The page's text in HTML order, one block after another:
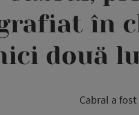
în
două
Cabral a